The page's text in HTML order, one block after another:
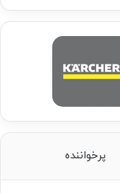
پرخواننده